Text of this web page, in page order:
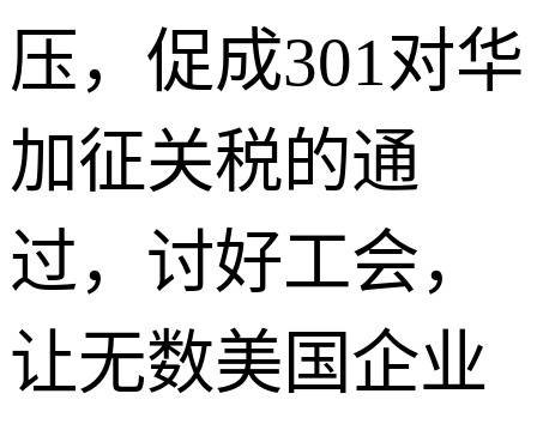
压，促成301对华
加征关税的通
过，讨好工会，
让无数美国企业